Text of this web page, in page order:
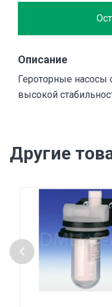
Описание
Героторные
высокой
Другие